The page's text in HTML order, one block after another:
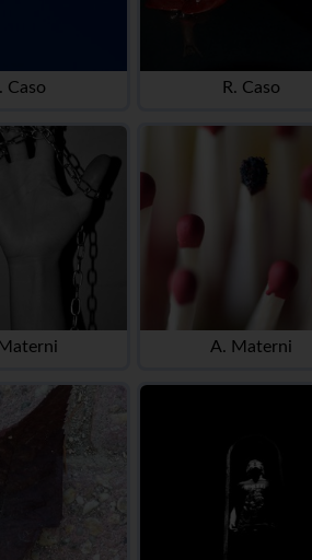
Caso R. Caso
A. Materni